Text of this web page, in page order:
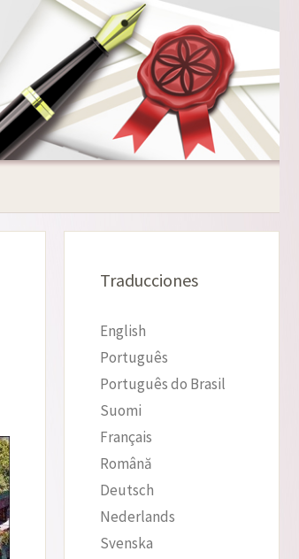
Traducciones
English
Português
Português do Brasil
Suomi
Français
Română
Deutsch
Nederlands
Svenska